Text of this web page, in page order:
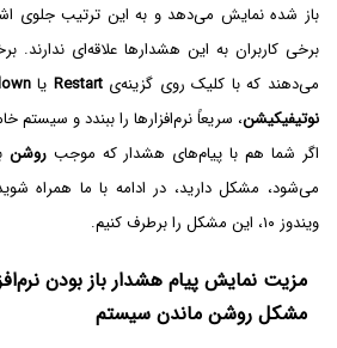
باز شده نمایش می‌دهد و به این ترتیب جلوی
می‌دهند که با کلیک روی گزینه‌یRestart یا
نوتیفیکیشن، سریعاً نرم‌افزارها را ببندد و
اگر شما هم با پیام‌های هشدار که موجبروشن
می‌شود، مشکل دارید، در ادامه با ما همراه
ویندوز ۱۰، این مشکل را برطرف کنیم.
مشکل روشن ماندن سیستم